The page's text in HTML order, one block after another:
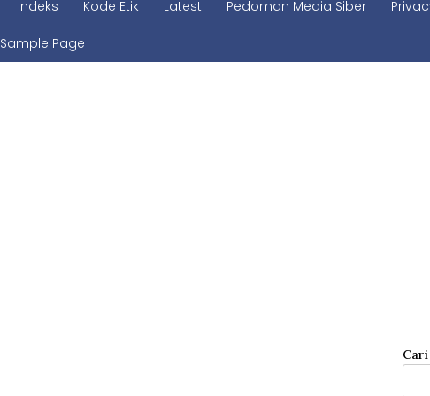
Indeks Kode Etik Latest Pedoman Media Siber
Sample Page
Cari